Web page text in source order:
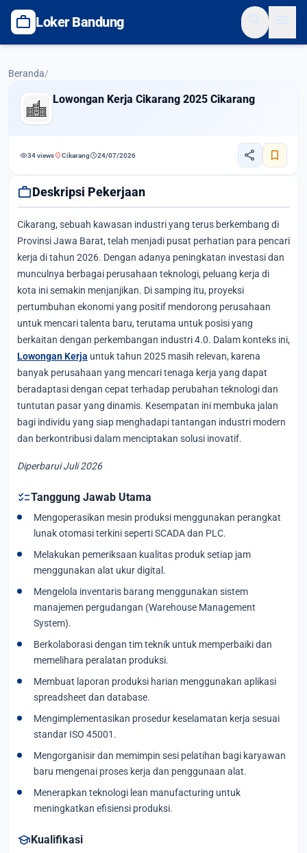
work Loker Bandung
Beranda/
Lowongan Kerja Cikarang 2025 Cikarang
visibility34 viewslocation_onCikarangschedule24/07/2026 share bookmark
workDeskripsi Pekerjaan
Cikarang, sebuah kawasan industri yang terus berkembang di
Provinsi Jawa Barat, telah menjadi pusat perhatian para pencari
kerja di tahun 2026. Dengan adanya peningkatan investasi dan
munculnya berbagai perusahaan teknologi, peluang kerja di
kota ini semakin menjanjikan. Di samping itu, proyeksi
pertumbuhan ekonomi yang positif mendorong perusahaan
untuk mencari talenta baru, terutama untuk posisi yang
berkaitan dengan perkembangan industri 4.0. Dalam konteks ini,
Lowongan Kerja untuk tahun 2025 masih relevan, karena
banyak perusahaan yang mencari tenaga kerja yang dapat
beradaptasi dengan cepat terhadap perubahan teknologi dan
tuntutan pasar yang dinamis. Kesempatan ini membuka jalan
bagi individu yang siap menghadapi tantangan industri modern
dan berkontribusi dalam menciptakan solusi inovatif.
Diperbarui Juli 2026
checklistTanggung Jawab Utama
Mengoperasikan mesin produksi menggunakan perangkat
lunak otomasi terkini seperti SCADA dan PLC.
Melakukan pemeriksaan kualitas produk setiap jam
menggunakan alat ukur digital.
Mengelola inventaris barang menggunakan sistem
manajemen pergudangan (Warehouse Management
System).
Berkolaborasi dengan tim teknik untuk memperbaiki dan
memelihara peralatan produksi.
Membuat laporan produksi harian menggunakan aplikasi
spreadsheet dan database.
Mengimplementasikan prosedur keselamatan kerja sesuai
standar ISO 45001.
Mengorganisir dan memimpin sesi pelatihan bagi karyawan
baru mengenai proses kerja dan penggunaan alat.
Menerapkan teknologi lean manufacturing untuk
meningkatkan efisiensi produksi.
schoolKualifikasi